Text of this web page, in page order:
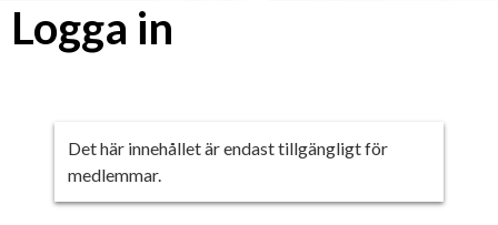
Aktuellt
Kontakt Annonsera
Logga in
Det här innehållet är endast tillgängligt för
medlemmar.